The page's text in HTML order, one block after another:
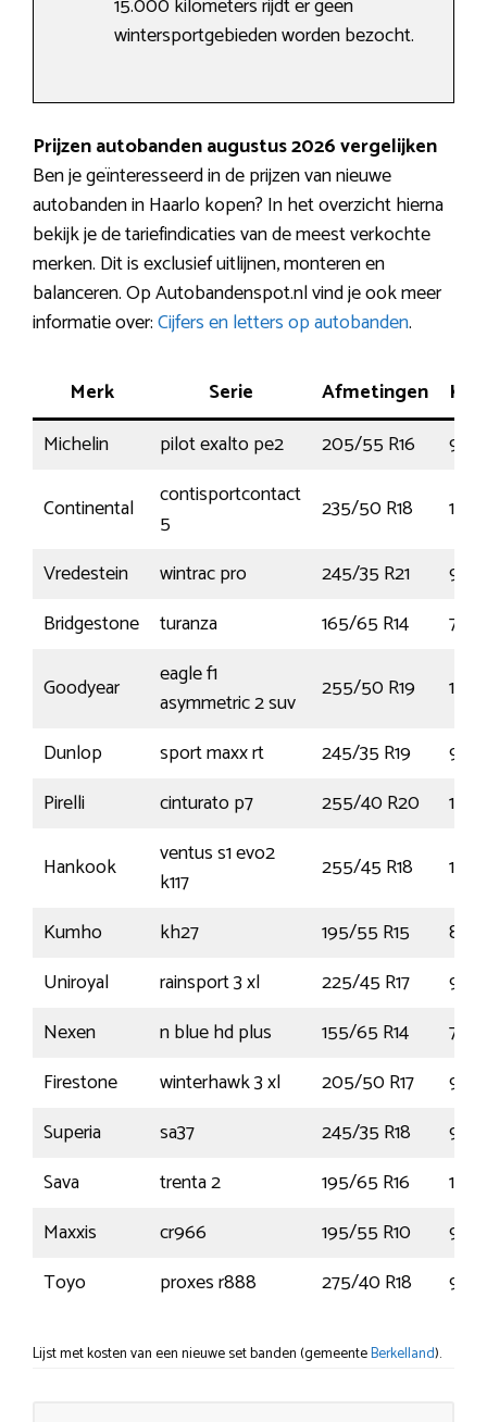
15.000 kilometers rijdt er geen
wintersportgebieden worden bezocht.
Prijzen autobanden augustus 2026 vergelijken
Ben je geïnteresseerd in de prijzen van nieuwe
autobanden in Haarlo kopen? In het overzicht hierna
bekijk je de tariefindicaties van de meest verkochte
merken. Dit is exclusief uitlijnen, monteren en
balanceren. Op Autobandenspot.nl vind je ook meer
informatie over:Cijfers en letters op autobanden.
Merk Serie Afmetingen
Michelin
pilot exalto pe2 205/55 R16
91Y
Continental
contisportcontact
5
235/50 R18
101V
Vredestein
wintrac pro 245/35 R21
96Y
Bridgestone
turanza 165/65 R14
79T
Goodyear
eagle f1
asymmetric 2 suv
255/50 R19
103Y
Dunlop
sport maxx rt 245/35 R19
93Y
Pirelli
cinturato p7 255/40 R20
101V
Hankook
ventus s1 evo2
k117
255/45 R18
103Y
Kumho
kh27 195/55 R15
85H
Uniroyal
rainsport 3 xl 225/45 R17
94Y
Nexen
n blue hd plus 155/65 R14
75T
Firestone
winterhawk 3 xl 205/50 R17
93V
Superia
sa37 245/35 R18
92W
Sava
trenta 2 195/65 R16
104T
Maxxis
cr966 195/55 R10
98P
Toyo
proxes r888 275/40 R18 99W
Lijst met kosten van een nieuwe set banden (gemeenteBerkelland).